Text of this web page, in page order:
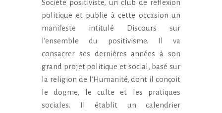
Société positiviste, un club de réflexion
politique et publie à cette occasion un
manifeste intitulé Discours sur
l’ensemble du positivisme. Il va
consacrer ses dernières années à son
grand projet politique et social, basé sur
la religion de l’Humanité, dont il conçoit
le dogme, le culte et les pratiques
sociales. Il établit un calendrier